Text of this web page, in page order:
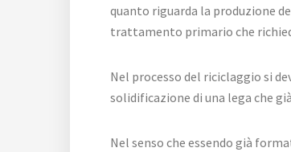
quanto riguarda la produzione
trattamento primario che
Nel processo del riciclaggio si
solidificazione di una lega che
Nel senso che essendo già